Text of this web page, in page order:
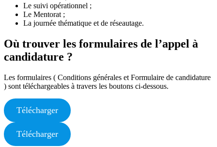
Le suivi opérationnel ;
Le Mentorat ;
La journée thématique et de réseautage.
Où trouver les formulaires de l’appel à
candidature ?
Les formulaires ( Conditions générales et Formulaire de candidature
) sont téléchargeables à travers les boutons ci-dessous.
Télécharger
Télécharger